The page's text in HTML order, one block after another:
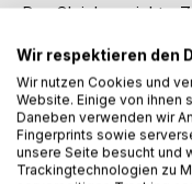
Das Gleichgewicht -
Wir leben in einer
kalte, berechnende
der technischen
in emotionale
den schnellen inneren
Zwischen diesen
sein Gleichgewicht.
Wir respektieren den
Wir nutzen Cookies und
Website. Einige von ihnen
Daneben verwenden wir
Fingerprints sowie
unsere Seite besucht und
Trackingtechnologien zu